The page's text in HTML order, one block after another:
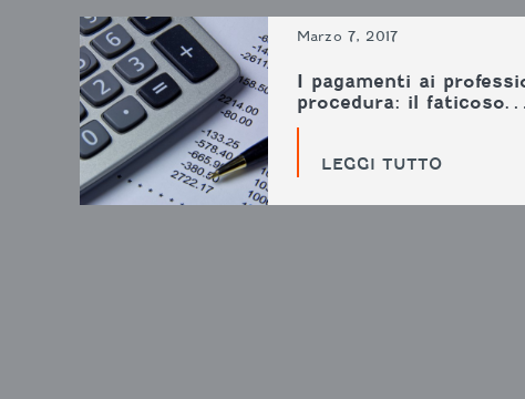
Marzo 7, 2017
I pagamenti ai
procedura: il faticoso…
LEGGI TUTTO